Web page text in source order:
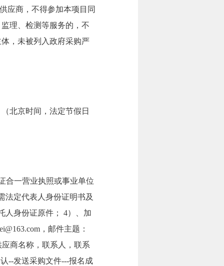
应商，不得参加本项目同
理、检测等服务的，不
，未被列入政府采购严
北京时间，法定节假日
合一营业执照或事业单位
法定代表人身份证明书及
人身份证原件； 4）、加
，邮件主题：
商名称，联系人，联系
--发送采购文件---报名成